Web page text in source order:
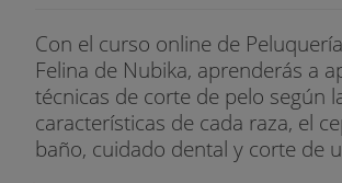
Con el curso online de
Felina de Nubika, aprenderás a
técnicas de corte de pelo según
características de cada raza, el
baño, cuidado dental y corte de